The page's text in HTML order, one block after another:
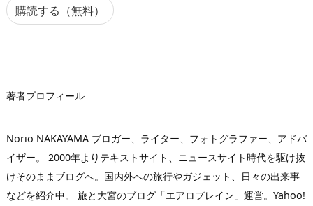
ア
ド
購読する（無料）
著者プロフィール
Norio NAKAYAMA ブロガー、ライター、フォトグラファー、アドバ
イザー。 2000年よりテキストサイト、ニュースサイト時代を駆け抜
けそのままブログへ。国内外への旅行やガジェット、日々の出来事
などを紹介中。 旅と大宮のブログ「エアロプレイン」運営。Yahoo!